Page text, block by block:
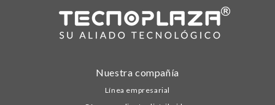
Nuestra compañía
Línea empresarial